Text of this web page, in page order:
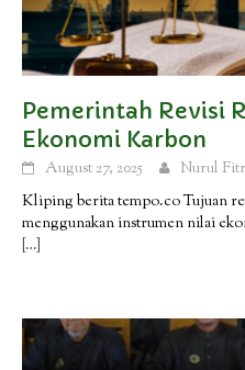
Pemerintah Revisi
Ekonomi Karbon
August 27, 2025 Nurul
Kliping berita tempo.co Tujuan
menggunakan instrumen nilai
[…]